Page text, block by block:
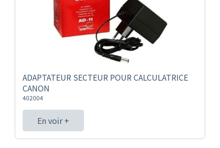
ADAPTATEUR SECTEUR POUR CALCULATRICE
CANON
402004
En voir +